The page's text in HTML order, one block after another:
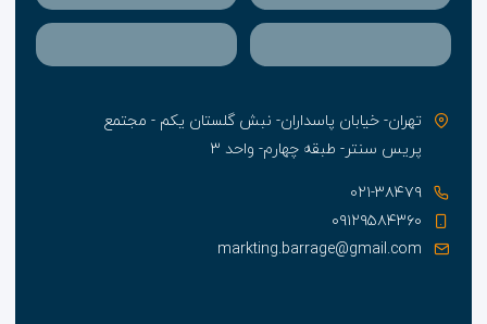
تهران- خیابان پاسداران- نبش گلستان یکم - مجتمع
پریس سنتر- طبقه چهارم- واحد ۳
۰۲۱-۳۸۴۷۹
۰۹۱۲۹۵۸۴۳۶۰
markting.barrage@gmail.com